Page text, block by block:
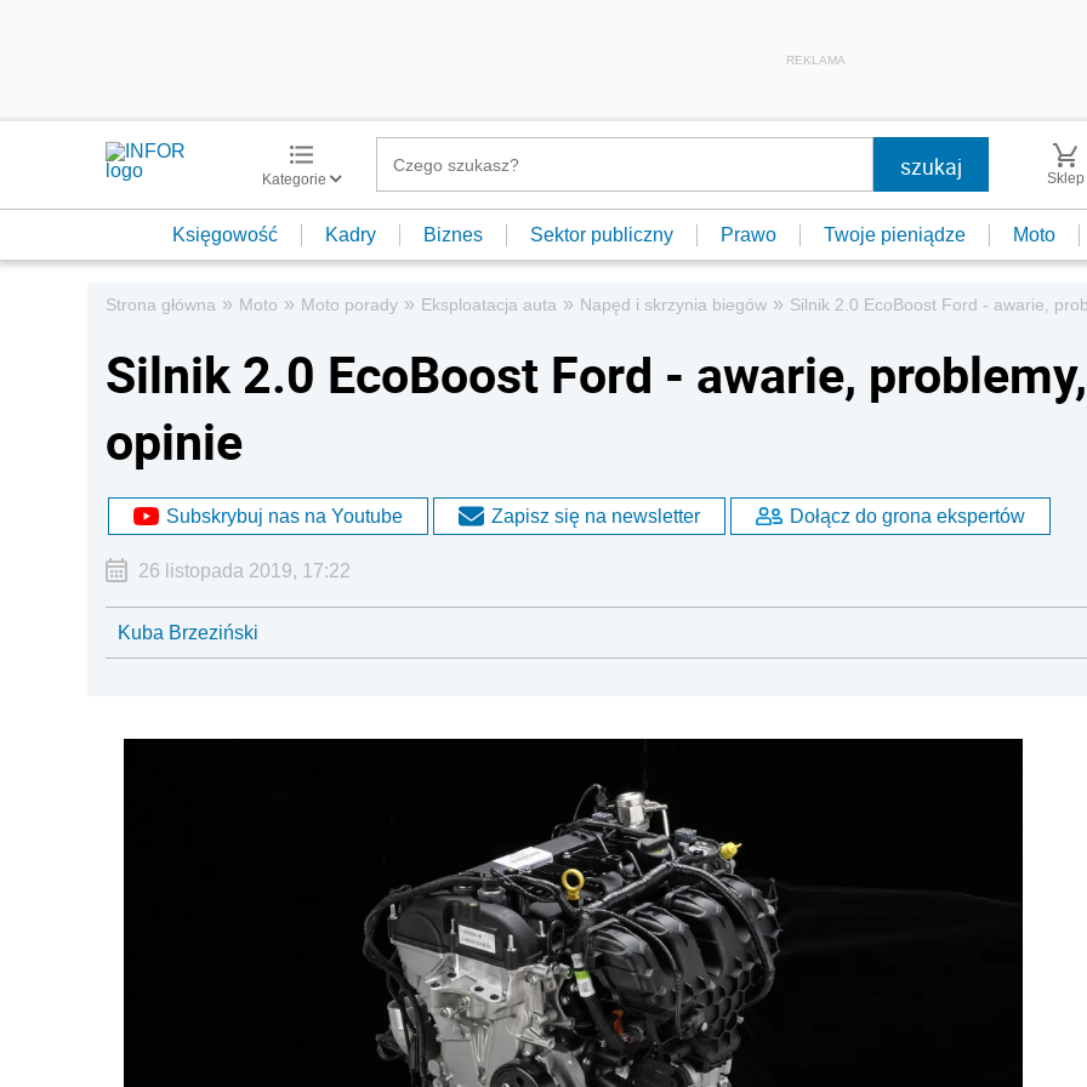
REKLAMA
Kategorie Sklep
Księgowość Kadry Biznes Sektor publiczny Prawo Twoje pieniądze Moto
Strona główna » Moto » Moto porady » Eksploatacja auta » Napęd i skrzynia biegów » Silnik 2.0 EcoBoost Ford - awarie,
Silnik 2.0 EcoBoost Ford - awarie, problemy,
opinie
Subskrybuj nas na Youtube Zapisz się na newsletter Dołącz do grona ekspertów
26 listopada 2019, 17:22
Kuba Brzeziński